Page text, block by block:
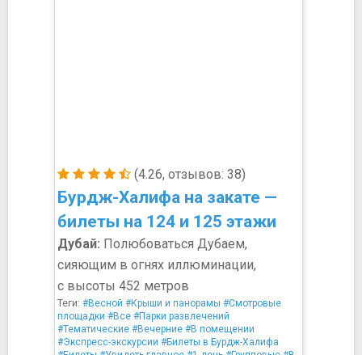
(4.26, отзывов: 38)
Бурдж-Халифа на закате —
билеты на 124 и 125 этажи
Дубай: Полюбоваться Дубаем,
сияющим в огнях иллюминации,
с высоты 452 метров
Теги: #Весной #Крыши и панорамы #Смотровые
площадки #Все #Парки развлечений
#Тематические #Вечерние #В помещении
#Экспресс-экскурсии #Билеты в Бурдж-Халифа